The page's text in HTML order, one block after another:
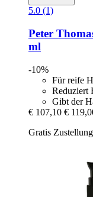
5.0 (1)
Peter
ml
-10%
Für reife
Reduziert
Gibt der
€ 107,10 €
Gratis